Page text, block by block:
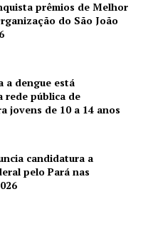
prêmios de Melhor
do São João
a dengue está
rede pública de
jovens de 10 a 14 anos
candidatura a
pelo Pará nas